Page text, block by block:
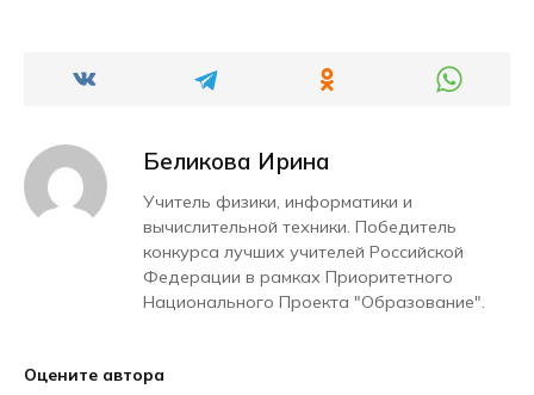
Беликова Ирина
Учитель физики, информатики и
вычислительной техники. Победитель
конкурса лучших учителей Российской
Федерации в рамках Приоритетного
Национального Проекта "Образование".
Оцените автора